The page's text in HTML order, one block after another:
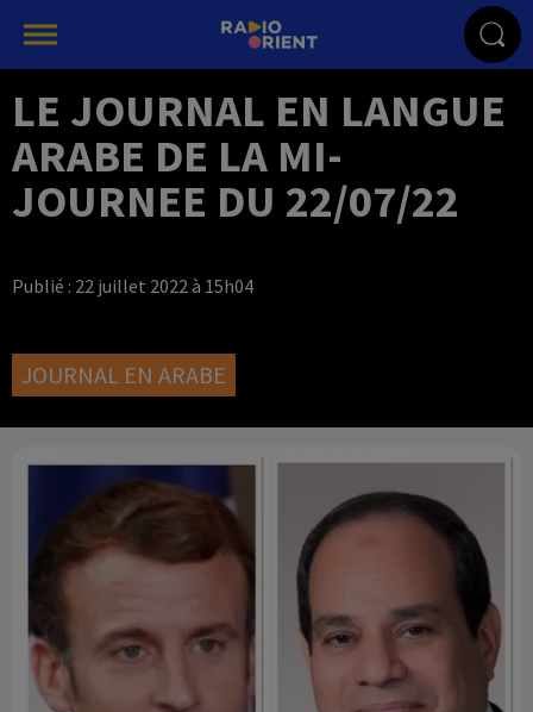
LE JOURNAL EN LANGUE
ARABE DE LA MI-
JOURNEE DU 22/07/22
Publié : 22 juillet 2022 à 15h04
JOURNAL EN ARABE